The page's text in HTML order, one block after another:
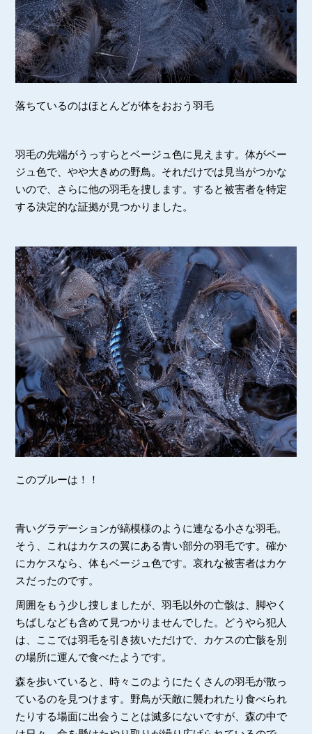
落ちているのはほとんどが体をおおう羽毛
羽毛の先端がうっすらとベージュ色に見えます。体がベー
ジュ色で、やや大きめの野鳥。それだけでは見当がつかな
いので、さらに他の羽毛を捜します。すると被害者を特定
する決定的な証拠が見つかりました。
このブルーは！！
青いグラデーションが縞模様のように連なる小さな羽毛。
そう、これはカケスの翼にある青い部分の羽毛です。確か
にカケスなら、体もベージュ色です。哀れな被害者はカケ
スだったのです。
周囲をもう少し捜しましたが、羽毛以外の亡骸は、脚やく
ちばしなども含めて見つかりませんでした。どうやら犯人
は、ここでは羽毛を引き抜いただけで、カケスの亡骸を別
の場所に運んで食べたようです。
森を歩いていると、時々このようにたくさんの羽毛が散っ
ているのを見つけます。野鳥が天敵に襲われたり食べられ
たりする場面に出会うことは滅多にないですが、森の中で